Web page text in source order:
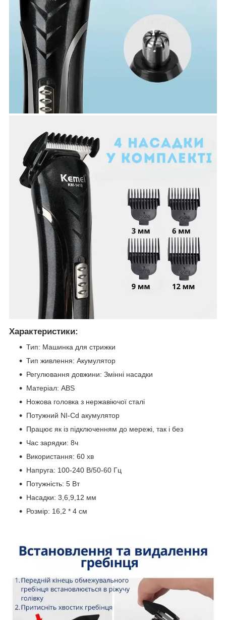
Характеристики:
Тип: Машинка для стрижки
Тип живлення: Акумулятор
Регулювання довжини: Змінні насадки
Матеріал: ABS
Ножова головка з нержавіючої сталі
Потужний NI-Cd акумулятор
Працює як із підключенням до мережі, так і без
Час зарядки: 8ч
Використання: 60 хв
Напруга: 100-240 В/50-60 Гц
Потужність: 5 Вт
Насадки: 3,6,9,12 мм
Розмір: 16,2 * 4 см